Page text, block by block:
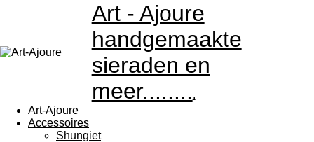
Art - Ajoure
handgemaakte
sieraden en
meer........ .
Art-Ajoure
Accessoires
Shungiet